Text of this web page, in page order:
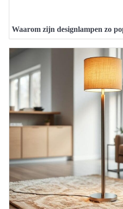
Waarom zijn designlampen zo